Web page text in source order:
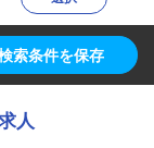
索条件を保存
人